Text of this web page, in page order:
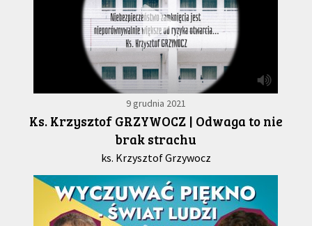
9 grudnia 2021
Ks. Krzysztof GRZYWOCZ | Odwaga to nie
brak strachu
ks. Krzysztof Grzywocz